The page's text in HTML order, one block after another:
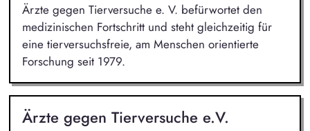
Ärzte gegen Tierversuche e. V. befürwortet den
medizinischen Fortschritt und steht gleichzeitig für
eine tierversuchsfreie, am Menschen orientierte
Forschung seit 1979.
Ärzte gegen Tierversuche e.V.